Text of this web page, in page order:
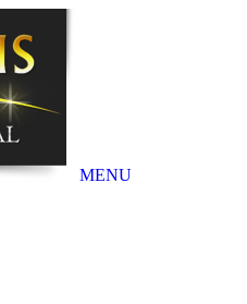
MENU